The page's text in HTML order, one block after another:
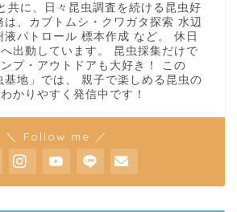
共に、日々昆虫調査を続ける昆虫好
は、カブトムシ・クワガタ探索 水辺
パトロール 標本作成 など。 休日
出動しています。 昆虫採集だけで
プ・アウトドアも大好き！ この
基地」では、 親子で楽しめる昆虫の
かりやすく発信中です！
＼ Follow me ／